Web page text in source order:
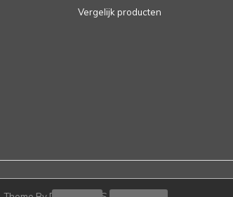
Vergelijk producten